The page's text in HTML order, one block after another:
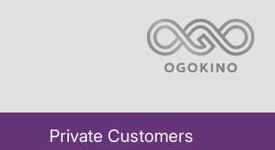
Private Customers